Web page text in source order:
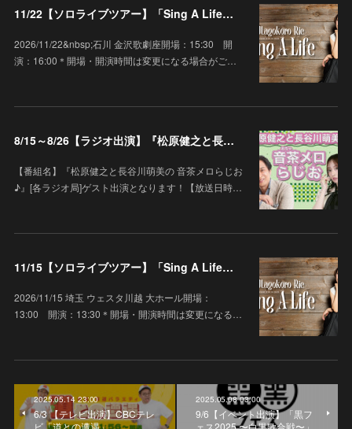
11/22【ソロライブツアー】「Sing A Life」石川 金沢歌劇座
2026/11/22&nbsp;石川 金沢歌劇座開場：15:30 開
演：16:00＊開場・開演時間は変更になる場合がご…
8/15～8/26【ラジオ出演】『松原健之と長谷川萌美の 音茶メロらじお♪』
【番組名】『松原健之と長谷川萌美の 音茶メロらじお
♪』[各ラジオ局]ゲスト出演となります！【放送日時…
11/15【ソロライブツアー】「Sing A Life」埼玉 ウェスタ川越 大ホール
2026/11/15 埼玉 ウェスタ川越 大ホール開場：
13:00 開演：13:30＊開場・開演時間は変更になる…
2025.05.14 23:00
6/3 【テレビ出演】CBCテレ
ビ「道との遭遇」
2025.05.08 03:00
9/6【イベント出演】「黒フ
ェス2025 〜白黒歌合戦〜」